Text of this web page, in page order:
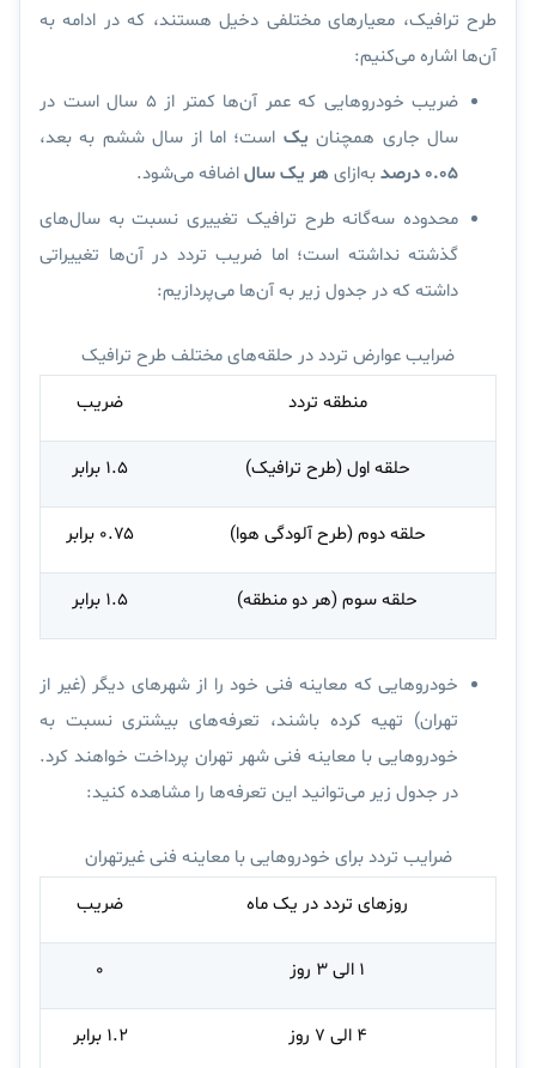
طرح ترافیک، معیار‌های مختلفی دخیل هستند، که در ادامه به
آن‌ها اشاره می‌کنیم:
ضریب خودروهایی که عمر آن‌ها کمتر از ۵ سال است در
سال جاری همچنان یک است؛ اما از سال ششم به بعد،
‌۰.۰۵ درصد
به‌ازای هر یک سالاضافه می‌شود.
محدوده سه‌گانه طرح ترافیک تغییری نسبت به سال‌های
گذشته نداشته است؛ اما ضریب تردد در آن‌ها تغییراتی
داشته که در جدول زیر به آن‌ها می‌پردازیم:
ضرایب عوارض تردد در حلقه‌‌های مختلف طرح ترافیک
منطقه تردد
ضریب
حلقه اول (طرح ترافیک) ۱.۵ برابر
حلقه دوم (طرح آلودگی هوا) ۰.۷۵ برابر
حلقه سوم (هر دو منطقه) ۱.۵ برابر
خودروهایی که معاینه فنی خود را از شهرهای دیگر (غیر از
تهران) تهیه کرده باشند، تعرفه‌های بیشتری نسبت به
خودروهایی با معاینه فنی شهر تهران پرداخت خواهند کرد.
در جدول زیر می‌توانید این تعرفه‌ها را مشاهده کنید:
ضرایب تردد برای خودروهایی با معاینه فنی غیرتهران
روزهای تردد در یک ماه
ضریب
۱ الی ۳ روز ۰
۴ الی ۷ روز ۱.۲ برابر